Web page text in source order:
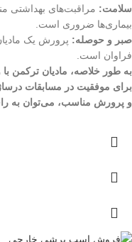
سلامت: مراقبت‌های بهداشتی
بیماری‌ها ضروری است.
صبر و حوصله: پرورش یک
فراوان است.
به طور خلاصه، مادیان ترکمن
برای موفقیت در مسابقات
و پرورش مناسب، می‌توان به